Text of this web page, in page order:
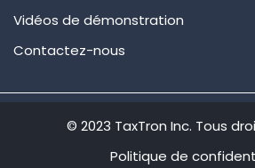
Vidéos de démonstration
Contactez-nous
© 2023 TaxTron Inc. Tous
Politique de